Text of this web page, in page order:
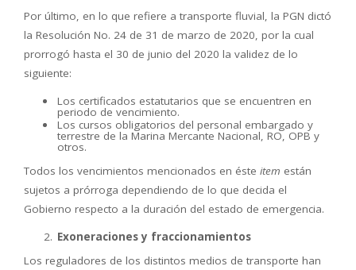
Por último, en lo que refiere a transporte fluvial, la PGN dictó
la Resolución No. 24 de 31 de marzo de 2020, por la cual
prorrogó hasta el 30 de junio del 2020 la validez de lo
siguiente:
Los certificados estatutarios que se encuentren en
periodo de vencimiento.
Los cursos obligatorios del personal embargado y
terrestre de la Marina Mercante Nacional, RO, OPB y
otros.
Todos los vencimientos mencionados en éste item están
sujetos a prórroga dependiendo de lo que decida el
Gobierno respecto a la duración del estado de emergencia.
Exoneraciones y fraccionamientos
Los reguladores de los distintos medios de transporte han